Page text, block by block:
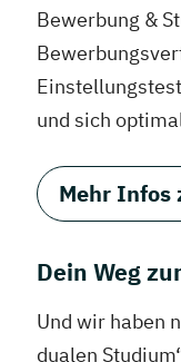
Bewerbung &
und sich
Mehr Infos
Dein Weg
Und wir haben
dualen